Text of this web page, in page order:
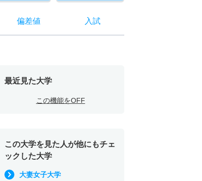
偏差値 入試
最近見た大学
この機能をOFF
この大学を見た人が他にもチェ
ックした大学
大妻女子大学